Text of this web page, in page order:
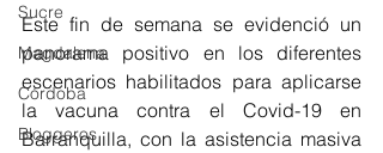
Sucre
Magdalena
Córdoba
Bloggeros
Este fin de semana se evidenció un
panorama positivo en los diferentes
escenarios habilitados para aplicarse
la vacuna contra el Covid-19 en
Barranquilla, con la asistencia masiva